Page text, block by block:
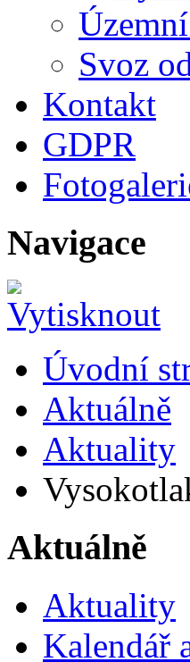
Svoz
Kontakt
GDPR
Navigace
Úvodní
Aktuálně
Aktuality
Aktuálně
Aktuality
Kalendář